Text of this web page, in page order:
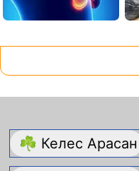
☘ Келес Арасан